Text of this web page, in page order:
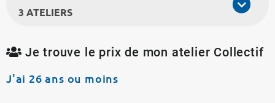
3 ATELIERS
Je trouve le prix de mon atelier Collectif
J'ai 26 ans ou moins